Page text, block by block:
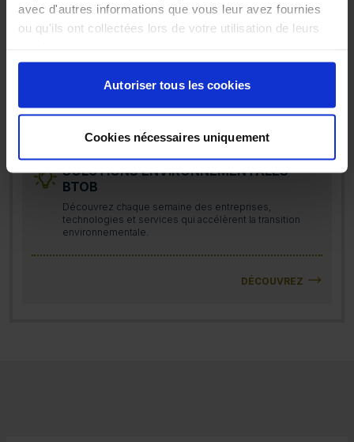
avec d'autres informations que vous leur avez fournies
ou qu'ils ont collectées lors de votre utilisation de leurs
Autoriser tous les cookies
Cookies nécessaires uniquement
ACTUALITÉS ENVIRONNEMENTALES
environnemental.
DÉCOUVREZ
SOLUTIONS ENVIRONNEMENTALES
BTOB
Découvrez chaque semaine des entreprises,
technologies et services qui accélèrent la transition
environnementale.
DÉCOUVREZ